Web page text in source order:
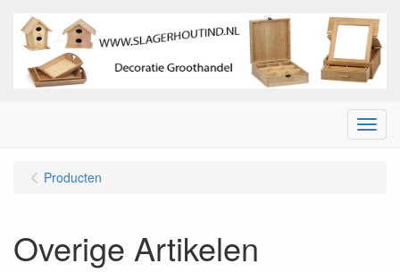
Menu
Producten
Overige Artikelen